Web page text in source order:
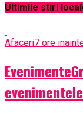
Ultimile stiri
Afaceri7 ore